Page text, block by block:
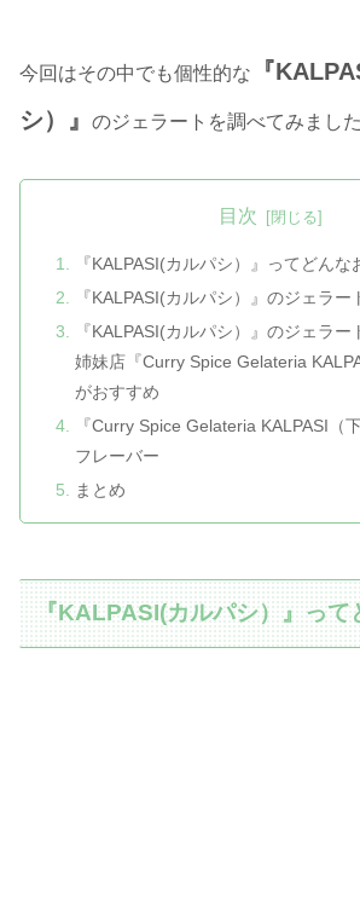
今回はその中でも個性的な
『
シ）』
のジェラートを調べてみました
目次
『KALPASI(カルパシ）』ってどんな
『KALPASI(カルパシ）』のジェラー
『KALPASI(カルパシ）』のジェラー
姉妹店『Curry Spice Gelateria
がおすすめ
『Curry Spice Gelateria KALPASI（
フレーバー
まとめ
『KALPASI(カルパシ）』って